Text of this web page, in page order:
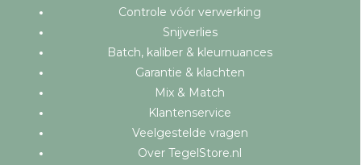
Controle vóór verwerking
Snijverlies
Batch, kaliber & kleurnuances
Garantie & klachten
Mix & Match
Klantenservice
Veelgestelde vragen
Over TegelStore.nl